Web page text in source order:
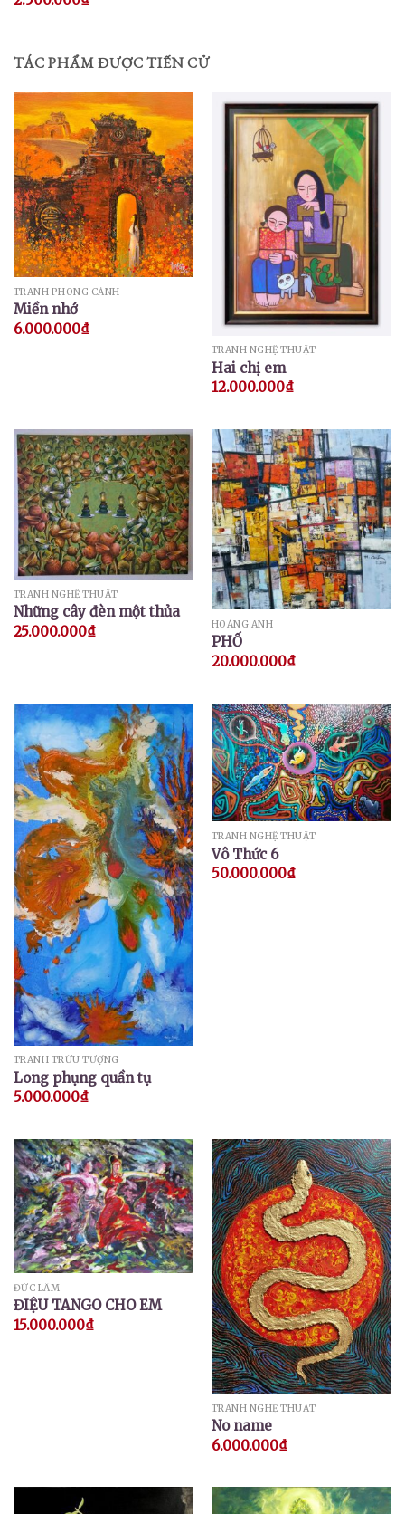
TÁC PHẨM ĐƯỢC TIẾN CỬ
TRANH PHONG CẢNH
Miền nhớ
6.000.000₫
TRANH NGHỆ THUẬT
Hai chị em
12.000.000₫
TRANH NGHỆ THUẬT
Những cây đèn một thủa
25.000.000₫ HOÀNG ANH
PHỐ
20.000.000₫
TRANH TRỪU TƯỢNG
Long phụng quần tụ
5.000.000₫
TRANH NGHỆ THUẬT
Vô Thức 6
50.000.000₫
ĐỨC LÂM
ĐIỆU TANGO CHO EM
15.000.000₫
TRANH NGHỆ THUẬT
No name
6.000.000₫